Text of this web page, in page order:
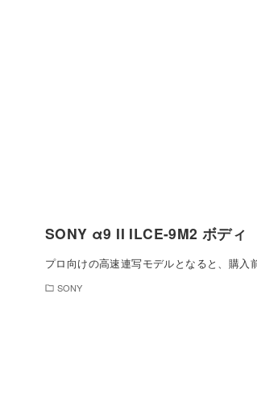
SONY α9 II ILCE-9M2 ボディ
プロ向けの高速連写モデルとなると、購
SONY